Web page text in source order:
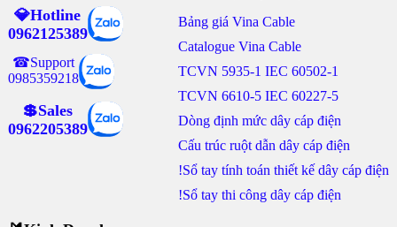
💎Hotline
0962125389
☎Support
0985359218
💲Sales
0962205389
Bảng giá Vina Cable
Catalogue Vina Cable
TCVN 5935-1 IEC 60502-1
TCVN 6610-5 IEC 60227-5
Dòng định mức dây cáp điện
Cấu trúc ruột dẫn dây cáp điện
!Sổ tay tính toán thiết kế dây cáp điện
!Sổ tay thi công dây cáp điện